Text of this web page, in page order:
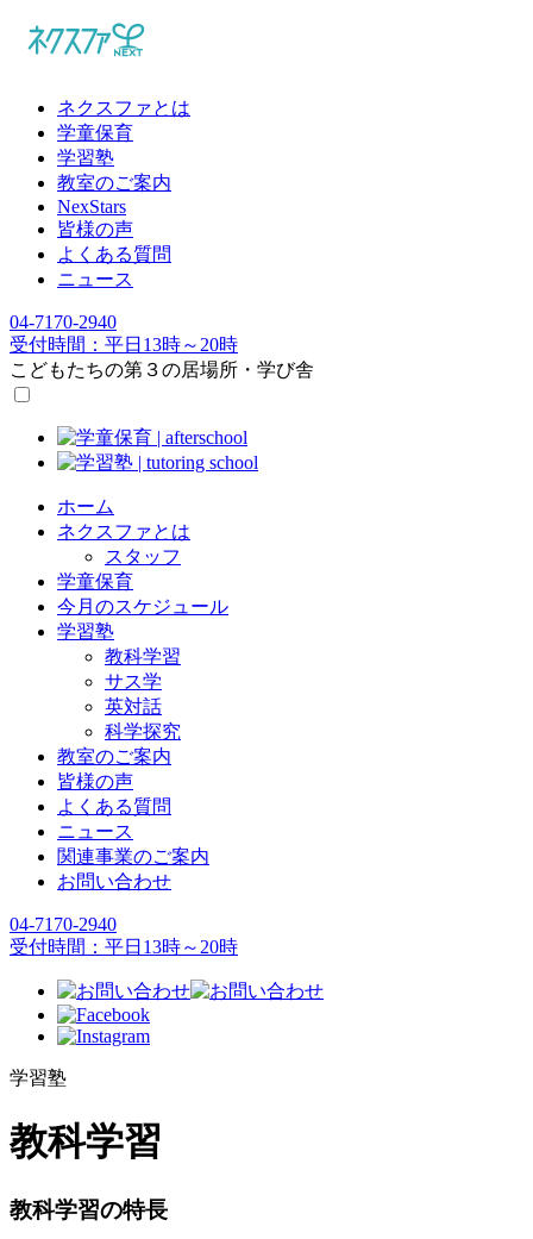
ネクスファとは
学童保育
学習塾
教室のご案内
NexStars
皆様の声
よくある質問
ニュース
04-7170-2940
受付時間：平日13時～20時
こどもたちの第３の居場所・学び舎
ホーム
ネクスファとは
スタッフ
学童保育
今月のスケジュール
学習塾
教科学習
サス学
英対話
科学探究
教室のご案内
皆様の声
よくある質問
ニュース
関連事業のご案内
お問い合わせ
04-7170-2940
受付時間：平日13時～20時
学習塾
教科学習
教科学習の特長